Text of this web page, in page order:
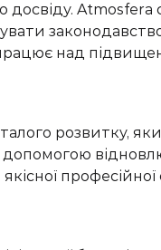
досвіду. Atmosfera
над
розвитку,